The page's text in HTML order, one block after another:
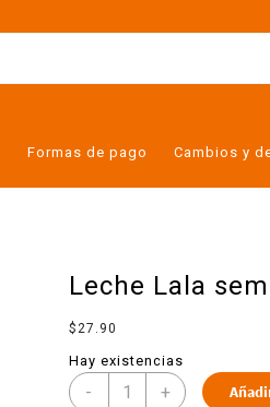
Formas de pago Cambios y
Leche Lala
$ 27.90
Hay existencias
- +